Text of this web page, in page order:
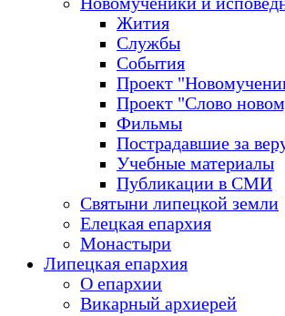
Жития
Службы
События
Проект
Проект "Слово
Фильмы
Пострадавшие за
Учебные материалы
Публикации в СМИ
Святыни липецкой земли
Елецкая епархия
Монастыри
Липецкая епархия
О епархии
Викарный архиерей